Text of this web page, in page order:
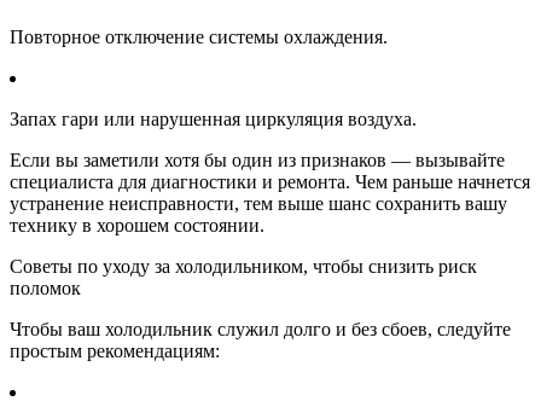
Повторное отключение системы охлаждения.
Запах гари или нарушенная циркуляция воздуха.
Если вы заметили хотя бы один из признаков — вызывайте
специалиста для диагностики и ремонта. Чем раньше начнется
устранение неисправности, тем выше шанс сохранить вашу
технику в хорошем состоянии.
Советы по уходу за холодильником, чтобы снизить риск
поломок
Чтобы ваш холодильник служил долго и без сбоев, следуйте
простым рекомендациям: